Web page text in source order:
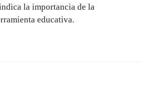
la importancia de la
educativa.